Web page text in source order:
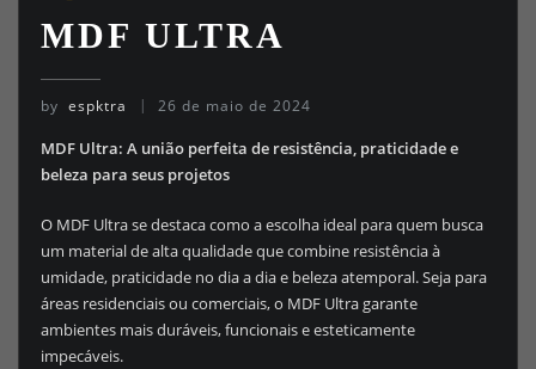
MDF ULTRA
by espktra 26 de maio de 2024
MDF Ultra: A união perfeita de resistência, praticidade e
beleza para seus projetos
O MDF Ultra se destaca como a escolha ideal para quem busca
um material de alta qualidade que combine resistência à
umidade, praticidade no dia a dia e beleza atemporal. Seja para
áreas residenciais ou comerciais, o MDF Ultra garante
ambientes mais duráveis, funcionais e esteticamente
impecáveis.